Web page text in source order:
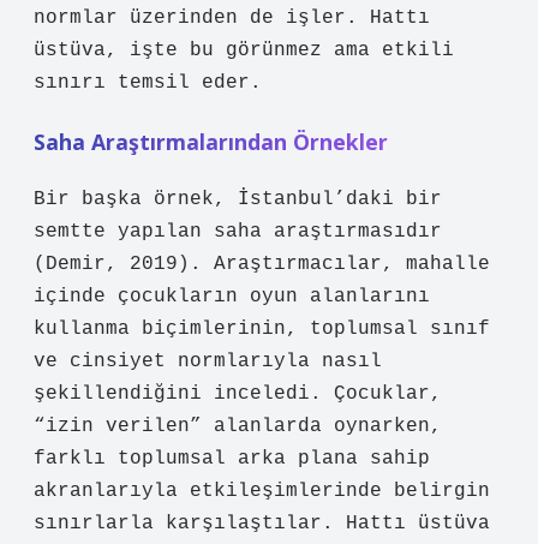
normlar üzerinden de işler. Hattı
üstüva, işte bu görünmez ama etkili
sınırı temsil eder.
Saha Araştırmalarından Örnekler
Bir başka örnek, İstanbul’daki bir
semtte yapılan saha araştırmasıdır
(Demir, 2019). Araştırmacılar, mahalle
içinde çocukların oyun alanlarını
kullanma biçimlerinin, toplumsal sınıf
ve cinsiyet normlarıyla nasıl
şekillendiğini inceledi. Çocuklar,
“izin verilen” alanlarda oynarken,
farklı toplumsal arka plana sahip
akranlarıyla etkileşimlerinde belirgin
sınırlarla karşılaştılar. Hattı üstüva